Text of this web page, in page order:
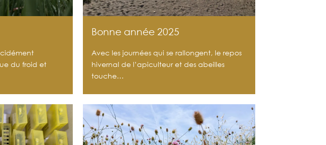
du froid et
Bonne année 2025
Avec les journées qui se rallongent, le repos
hivernal de l’apiculteur et des abeilles
touche…